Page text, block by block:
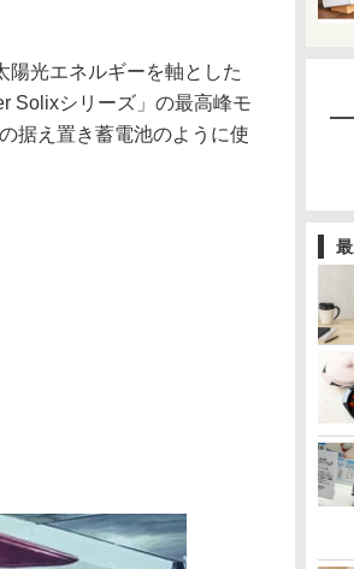
陽光エネルギーを軸とした
Solixシリーズ」の最高峰モ
据え置き蓄電池のように使